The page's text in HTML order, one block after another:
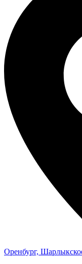
Оренбург,